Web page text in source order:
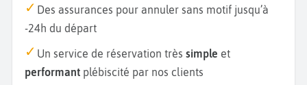
Des assurances pour annuler sans motif jusqu’à
-24h du départ
Un service de réservation très simple et
performant plébiscité par nos clients